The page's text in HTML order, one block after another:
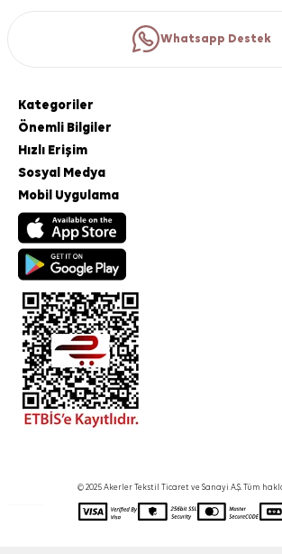
Whatsapp Destek
Kategoriler
Önemli Bilgiler
Hızlı Erişim
Sosyal Medya
Mobil Uygulama
© 2025 Akerler Tekstil Ticaret ve Sanayi A.Ş. Tüm